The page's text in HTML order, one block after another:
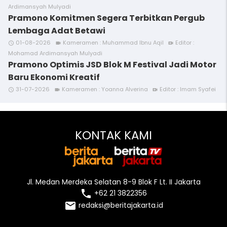
Ardimansyah Mulyadi
Pramono Komitmen Segera Terbitkan Pergub
Lembaga Adat Betawi
access_time 01-08-2026 videocam Kameramen : Muhammad Ibnu Aqil video_call Editor :
Mohamad Ardimansyah Mulyadi
Pramono Optimis JSD Blok M Festival Jadi Motor
Baru Ekonomi Kreatif
access_time 31-07-2026 videocam Kameramen : Yoanna Alverina video_call Editor : Imam Syafei
KONTAK KAMI
Jl. Medan Merdeka Selatan 8-9 Blok F Lt. II Jakarta
local_phone +62 21 3822356
email redaksi@beritajakarta.id